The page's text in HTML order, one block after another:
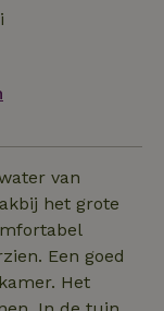
van
het grote
Een goed
Het